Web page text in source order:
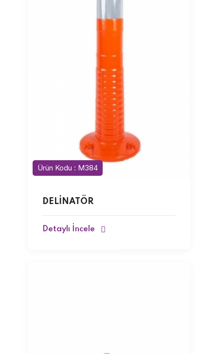
Ürün Kodu : M384
DELİNATÖR
Detaylı İncele